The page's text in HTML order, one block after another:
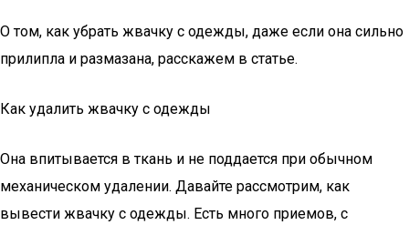
О том, как убрать жвачку с одежды, даже если она сильно
прилипла и размазана, расскажем в статье.
Как удалить жвачку с одежды
Она впитывается в ткань и не поддается при обычном
механическом удалении. Давайте рассмотрим, как
вывести жвачку с одежды. Есть много приемов, с